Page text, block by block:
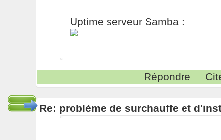
Uptime serveur Samba :
Répondre
Re: problème de surchauffe et